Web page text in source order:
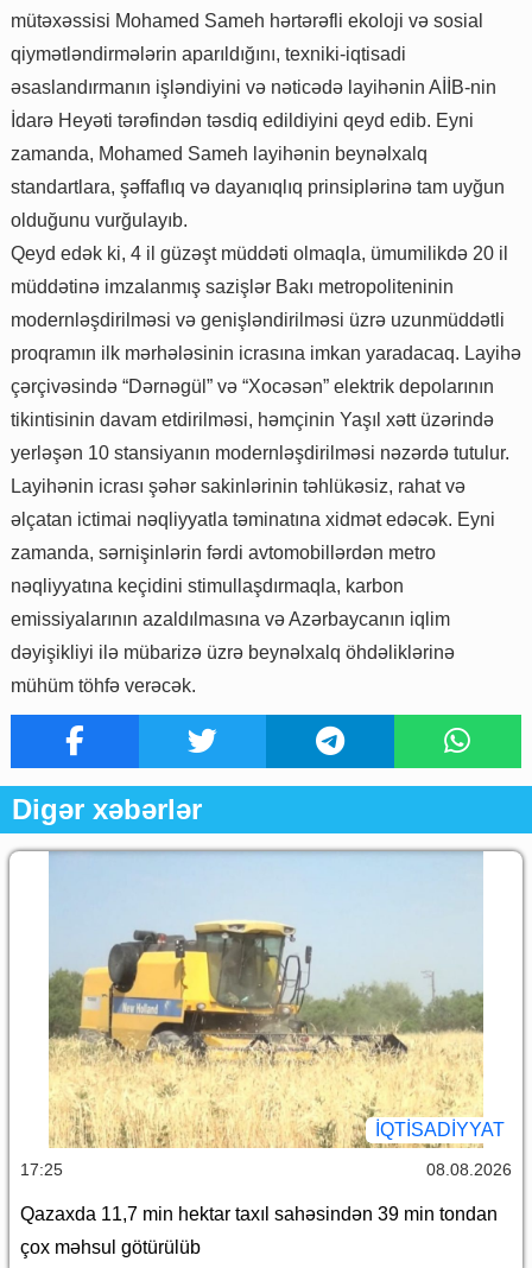
mütəxəssisi Mohamed Sameh hərtərəfli ekoloji və sosial
qiymətləndirmələrin aparıldığını, texniki-iqtisadi
əsaslandırmanın işləndiyini və nəticədə layihənin AİİB-nin
İdarə Heyəti tərəfindən təsdiq edildiyini qeyd edib. Eyni
zamanda, Mohamed Sameh layihənin beynəlxalq
standartlara, şəffaflıq və dayanıqlıq prinsiplərinə tam uyğun
olduğunu vurğulayıb.
Qeyd edək ki, 4 il güzəşt müddəti olmaqla, ümumilikdə 20 il
müddətinə imzalanmış sazişlər Bakı metropoliteninin
modernləşdirilməsi və genişləndirilməsi üzrə uzunmüddətli
proqramın ilk mərhələsinin icrasına imkan yaradacaq. Layihə
çərçivəsində “Dərnəgül” və “Xocəsən” elektrik depolarının
tikintisinin davam etdirilməsi, həmçinin Yaşıl xətt üzərində
yerləşən 10 stansiyanın modernləşdirilməsi nəzərdə tutulur.
Layihənin icrası şəhər sakinlərinin təhlükəsiz, rahat və
əlçatan ictimai nəqliyyatla təminatına xidmət edəcək. Eyni
zamanda, sərnişinlərin fərdi avtomobillərdən metro
nəqliyyatına keçidini stimullaşdırmaqla, karbon
emissiyalarının azaldılmasına və Azərbaycanın iqlim
dəyişikliyi ilə mübarizə üzrə beynəlxalq öhdəliklərinə
mühüm töhfə verəcək.
Digər xəbərlər
İQTİSADİYYAT
17:25 08.08.2026
Qazaxda 11,7 min hektar taxıl sahəsindən 39 min tondan
çox məhsul götürülüb